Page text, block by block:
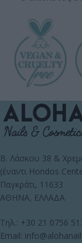
Β. Λάσκου 38 &
(έναντι Hondos
Παγκράτι, 11633
ΑΘΗΝΑ, ΕΛΛΑΔΑ
Τηλ.: +30 21 0756
Email: